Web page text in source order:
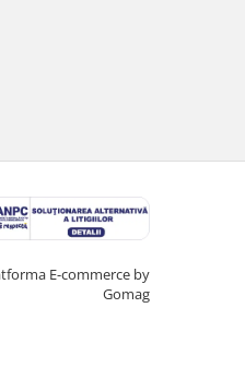
E-commerce by
Gomag